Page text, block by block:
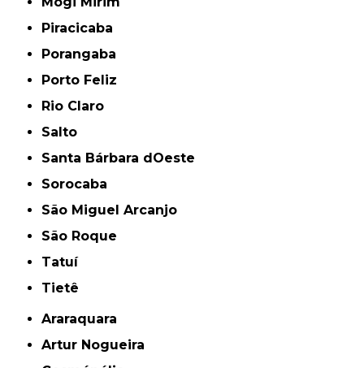
Piracicaba
Porangaba
Porto Feliz
Rio Claro
Salto
Santa Bárbara dOeste
Sorocaba
São Miguel Arcanjo
São Roque
Tatuí
Tietê
Araraquara
Artur Nogueira